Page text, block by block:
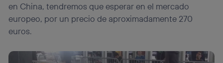
en China, tendremos que esperar en el mercado
europeo, por un precio de aproximadamente 270
euros.